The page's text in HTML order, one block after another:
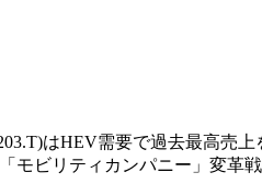
はHEV需要で過去最高売
モビリティカンパニー」変革戦